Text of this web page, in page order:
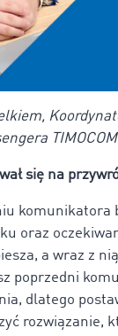
się na
komunikatora
oraz
a wraz z
poprzedni
dlatego
rozwiązanie,